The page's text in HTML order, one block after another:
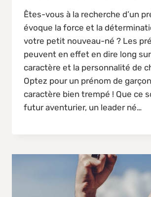
Êtes-vous à la recherche d’un
évoque la force et la
votre petit nouveau-né ? Les
peuvent en effet en dire long
caractère et la personnalité de
Optez pour un prénom de
caractère bien trempé ! Que ce
futur aventurier, un leader né…